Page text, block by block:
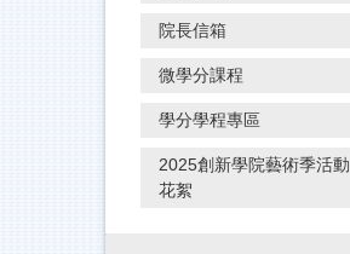
院長信箱
微學分課程
學分學程專區
2025創新學院藝術季活動
花絮